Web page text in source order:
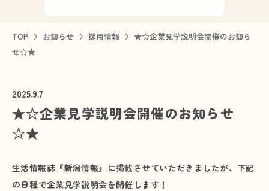
障がい者福祉事業
医療事業
プライバシーポリシー
TOP お知らせ 採用情報
★☆企業見学説明会開催のお知ら
せ☆★
2025.9.7
★☆企業見学説明会開催のお知らせ
☆★
生活情報誌『新潟情報』に掲載させていただきましたが、下記
の日程で企業見学説明会を開催します！